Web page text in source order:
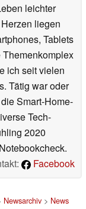
leichter
liegen
Tablets
ich seit vielen
Tätig war oder
Smart-Home-
Tech-
2020
Facebook
Newsarchiv> News